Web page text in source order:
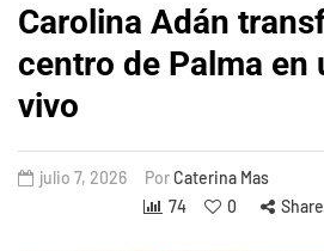
Carolina Adán
centro de Palma en
vivo
julio 7, 2026 PorCaterina Mas
74
0 Share